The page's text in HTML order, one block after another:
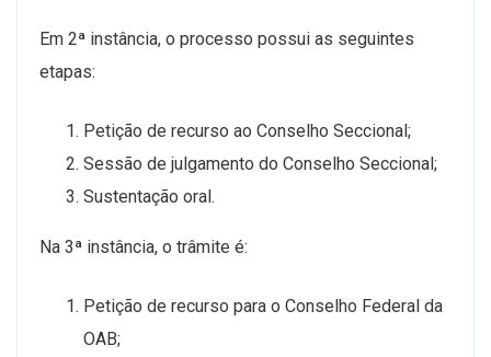
Em 2ª instância, o processo possui as seguintes
etapas:
Petição de recurso ao Conselho Seccional;
Sessão de julgamento do Conselho Seccional;
Sustentação oral.
Na 3ª instância, o trâmite é:
Petição de recurso para o Conselho Federal da
OAB;